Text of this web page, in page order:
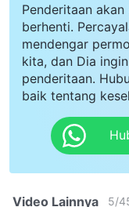
Penderitaan
berhenti.
mendengar
kita, dan Dia
penderitaan.
baik tentang
Video Lainnya 5/